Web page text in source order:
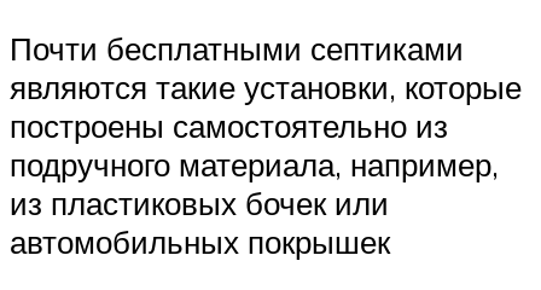
Почти бесплатными септиками
являются такие установки, которые
построены самостоятельно из
подручного материала, например,
из пластиковых бочек или
автомобильных покрышек